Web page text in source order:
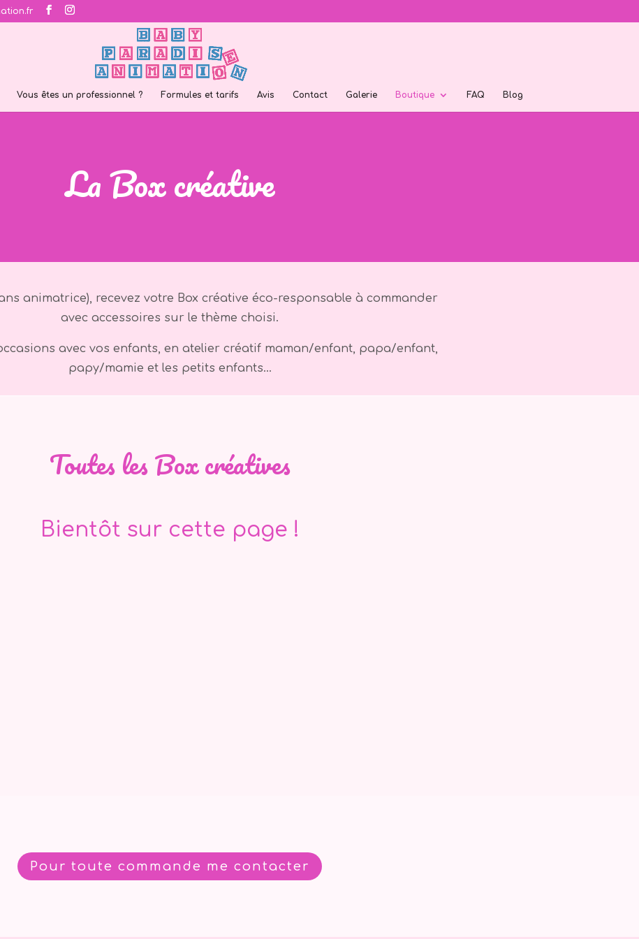
Vous êtes un professionnel ? Formules et tarifs Avis Contact Galerie Boutique FAQ Blog
La Box créative
animatrice), recevez votre Box créative éco-responsable à commander
avec accessoires sur le thème choisi.
avec vos enfants, en atelier créatif maman/enfant, papa/enfant,
papy/mamie et les petits enfants…
Toutes les Box créatives
Bientôt sur cette page !
Pour toute commande me contacter